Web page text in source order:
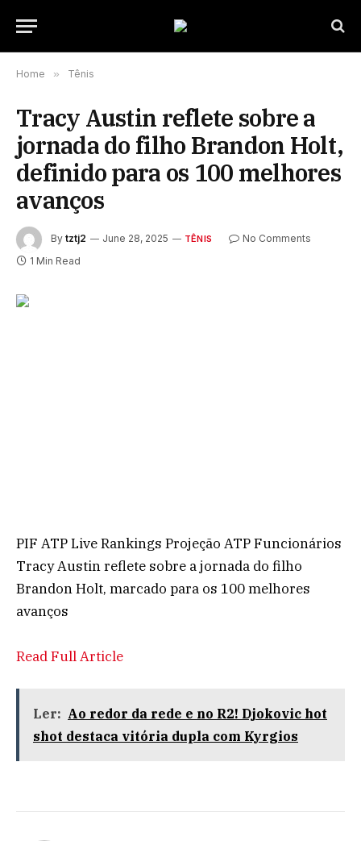
Home » Tênis
Tracy Austin reflete sobre a
jornada do filho Brandon Holt,
definido para os 100 melhores
avanços
By tztj2 June 28, 2025 TÊNIS
No Comments
1 Min Read
PIF ATP Live Rankings Projeção ATP Funcionários
Tracy Austin reflete sobre a jornada do filho
Brandon Holt, marcado para os 100 melhores
avanços
Read Full Article
Ler: Ao redor da rede e no R2! Djokovic hot
shot destaca vitória dupla com Kyrgios